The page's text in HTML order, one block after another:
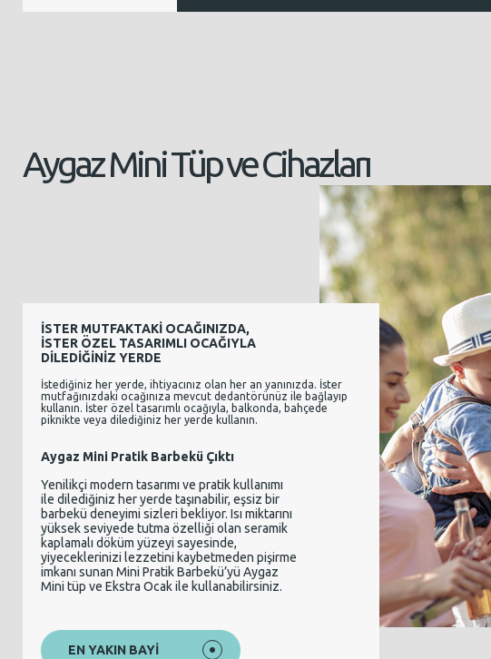
Aygaz Mini Tüp ve Cihazları
İSTER MUTFAKTAKİ OCAĞINIZDA,
İSTER ÖZEL TASARIMLI OCAĞIYLA
DİLEDİĞİNİZ YERDE
İstediğiniz her yerde, ihtiyacınız olan her an yanınızda. İster
mutfağınızdaki ocağınıza mevcut dedantörünüz ile bağlayıp
kullanın. İster özel tasarımlı ocağıyla, balkonda, bahçede
piknikte veya dilediğiniz her yerde kullanın.
Aygaz Mini Pratik Barbekü Çıktı
Yenilikçi modern tasarımı ve pratik kullanımı
ile dilediğiniz her yerde taşınabilir, eşsiz bir
barbekü deneyimi sizleri bekliyor. Isı miktarını
yüksek seviyede tutma özelliği olan seramik
kaplamalı döküm yüzeyi sayesinde,
yiyeceklerinizi lezzetini kaybetmeden pişirme
imkanı sunan Mini Pratik Barbekü’yü Aygaz
Mini tüp ve Ekstra Ocak ile kullanabilirsiniz.
EN YAKIN BAYİ